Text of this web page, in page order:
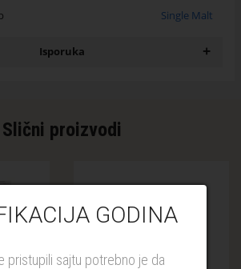
GODINA
pristupili sajtu potrebno je da
Single Malt
Isporuka +
Slični proizvodi